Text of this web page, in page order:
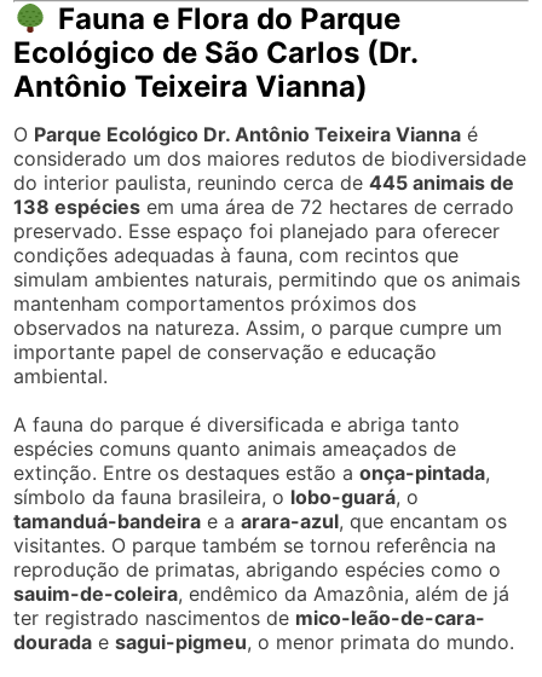
Fauna e Flora do Parque
Ecológico de São Carlos (Dr.
Antônio Teixeira Vianna)
O Parque Ecológico Dr. Antônio Teixeira Vianna é
considerado um dos maiores redutos de biodiversidade
do interior paulista, reunindo cerca de445 animais de
138 espécies em uma área de 72 hectares de cerrado
preservado. Esse espaço foi planejado para oferecer
condições adequadas à fauna, com recintos que
simulam ambientes naturais, permitindo que os animais
mantenham comportamentos próximos dos
observados na natureza. Assim, o parque cumpre um
importante papel de conservação e educação
ambiental.
A fauna do parque é diversificada e abriga tanto
espécies comuns quanto animais ameaçados de
extinção. Entre os destaques estão aonça-pintada,
símbolo da fauna brasileira, o lobo-guará, o
tamanduá-bandeira e aarara-azul, que encantam os
visitantes. O parque também se tornou referência na
reprodução de primatas, abrigando espécies como o
sauim-de-coleira, endêmico da Amazônia, além de já
ter registrado nascimentos de mico-leão-de-cara-
dourada esagui-pigmeu, o menor primata do mundo.